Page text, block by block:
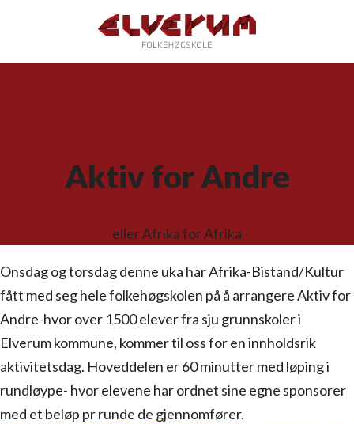
Aktiv for Andre
eller Afrika for Afrika
Onsdag og torsdag denne uka har Afrika-Bistand/Kultur
fått med seg hele folkehøgskolen på å arrangere Aktiv for
Andre-hvor over 1500 elever fra sju grunnskoler i
Elverum kommune, kommer til oss for en innholdsrik
aktivitetsdag. Hoveddelen er 60 minutter med løping i
rundløype- hvor elevene har ordnet sine egne sponsorer
med et beløp pr runde de gjennomfører.